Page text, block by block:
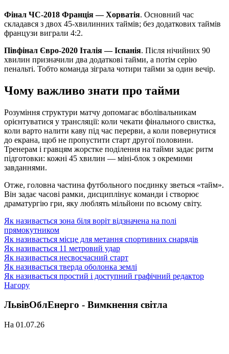
Фінал ЧС-2018 Франція — Хорватія. Основний час
складався з двох 45-хвилинних таймів; без додаткових таймів
французи виграли 4:2.
Півфінал Євро-2020 Італія — Іспанія. Після нічийних 90
хвилин призначили два додаткові тайми, а потім серію
пенальті. Тобто команда зіграла чотири тайми за один вечір.
Чому важливо знати про тайми
Розуміння структури матчу допомагає вболівальникам
орієнтуватися у трансляції: коли чекати фінального свистка,
коли варто налити каву під час перерви, а коли повернутися
до екрана, щоб не пропустити старт другої половини.
Тренерам і гравцям жорстке поділення на тайми задає ритм
підготовки: кожні 45 хвилин — міні-блок з окремими
завданнями.
Отже, головна частина футбольного поєдинку зветься «тайм».
Він задає часові рамки, дисциплінує команди і створює
драматургію гри, яку люблять мільйони по всьому світу.
Як називається зона біля воріт відзначена на полі
прямокутником
Як називається місце для метання спортивних снарядів
Як називається 11 метровий удар
Як називається несвоєчасний старт
Як називається тверда оболонка землі
Як називається простий і доступний графічний редактор
Нагору
ЛьвівОблЕнерго - Вимкнення світла
На 01.07.26